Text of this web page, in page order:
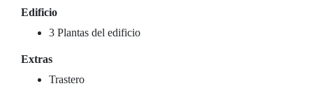
Edificio
3 Plantas del edificio
Extras
Trastero